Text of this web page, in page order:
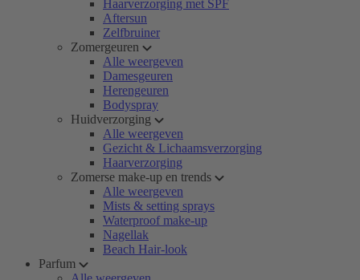
Haarverzorging met SPF
Aftersun
Zelfbruiner
Zomergeuren
Alle weergeven
Damesgeuren
Herengeuren
Bodyspray
Huidverzorging
Alle weergeven
Gezicht & Lichaamsverzorging
Haarverzorging
Zomerse make-up en trends
Alle weergeven
Mists & setting sprays
Waterproof make-up
Nagellak
Beach Hair-look
Parfum